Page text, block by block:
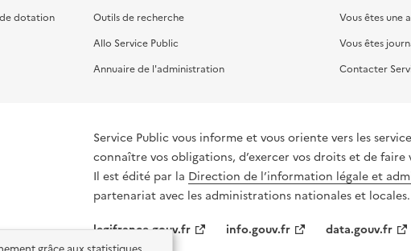
dotation
Outils de recherche
Allo Service Public
Annuaire de l'administration
Vous êtes une
Vous êtes
Contacter
Service Public vous informe et vous oriente vers les
connaître vos obligations, d’exercer vos droits et de
Il est édité par la Direction de l’information légale et
partenariat avec les administrations nationales et locales.
legifrance.gouv.fr
info.gouv.fr data.gouv.fr